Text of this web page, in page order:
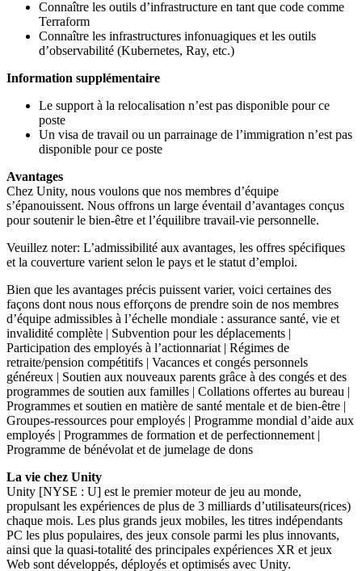
Connaître les outils d’infrastructure en tant que code comme
Terraform
Connaître les infrastructures infonuagiques et les outils
d’observabilité (Kubernetes, Ray, etc.)
Information supplémentaire
Le support à la relocalisation n’est pas disponible pour ce
poste
Un visa de travail ou un parrainage de l’immigration n’est pas
disponible pour ce poste
Avantages
Chez Unity, nous voulons que nos membres d’équipe
s’épanouissent. Nous offrons un large éventail d’avantages conçus
pour soutenir le bien-être et l’équilibre travail-vie personnelle.
Veuillez noter: L’admissibilité aux avantages, les offres spécifiques
et la couverture varient selon le pays et le statut d’emploi.
Bien que les avantages précis puissent varier, voici certaines des
façons dont nous nous efforçons de prendre soin de nos membres
d’équipe admissibles à l’échelle mondiale : assurance santé, vie et
invalidité complète | Subvention pour les déplacements |
Participation des employés à l’actionnariat | Régimes de
retraite/pension compétitifs | Vacances et congés personnels
généreux | Soutien aux nouveaux parents grâce à des congés et des
programmes de soutien aux familles | Collations offertes au bureau |
Programmes et soutien en matière de santé mentale et de bien-être |
Groupes-ressources pour employés | Programme mondial d’aide aux
employés | Programmes de formation et de perfectionnement |
Programme de bénévolat et de jumelage de dons
La vie chez Unity
Unity [NYSE : U] est le premier moteur de jeu au monde,
propulsant les expériences de plus de 3 milliards d’utilisateurs(rices)
chaque mois. Les plus grands jeux mobiles, les titres indépendants
PC les plus populaires, des jeux console parmi les plus innovants,
ainsi que la quasi-totalité des principales expériences XR et jeux
Web sont développés, déployés et optimisés avec Unity.